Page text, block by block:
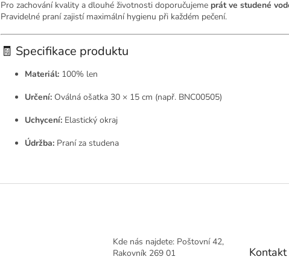
Pro zachování kvality a dlouhé životnosti doporučujeme prát ve studené
Pravidelné praní zajistí maximální hygienu při každém pečení.
🧾 Specifikace produktu
Materiál: 100% len
Určení: Oválná ošatka 30 × 15 cm (např. BNC00505)
Uchycení: Elastický okraj
Údržba: Praní za studena
Kde nás najdete: Poštovní 42,
Rakovník 269 01
Kontakt